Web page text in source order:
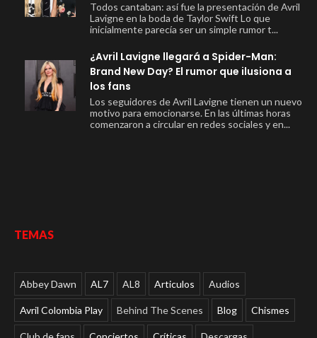
Todos cantaban: así fue la presentación de Avril
Lavigne en la boda de Taylor Swift Lo que
inicialmente parecía ser un simple rumor t...
¿Avril Lavigne llegará a Spider-Man:
Brand New Day? El rumor que ilusiona a
los fans
Los seguidores de Avril Lavigne tienen un nuevo
motivo para emocionarse. En las últimas horas
comenzaron a circular en redes sociales y en...
TEMAS
Abbey Dawn AL7 AL8 Articulos Audios
Avril Colombia Play Behind The Scenes Blog Chismes